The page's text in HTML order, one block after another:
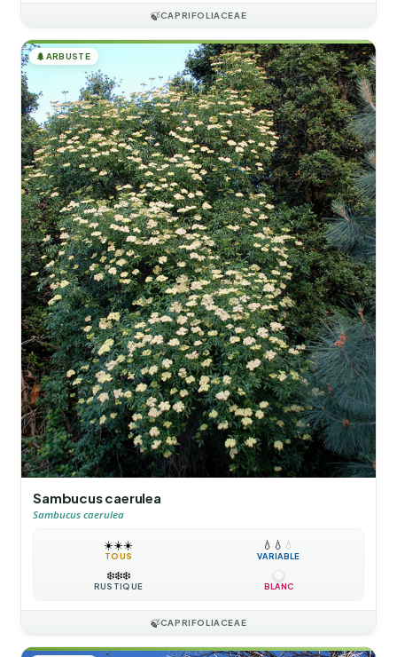
🍃CAPRIFOLIACEAE
🌲ARBUSTE
Sambucus caerulea
Sambucus caerulea
☀️☀️☀️
TOUS
💧 💧 💧
VARIABLE
❄️❄️❄️
RUSTIQUE BLANC
🍃CAPRIFOLIACEAE